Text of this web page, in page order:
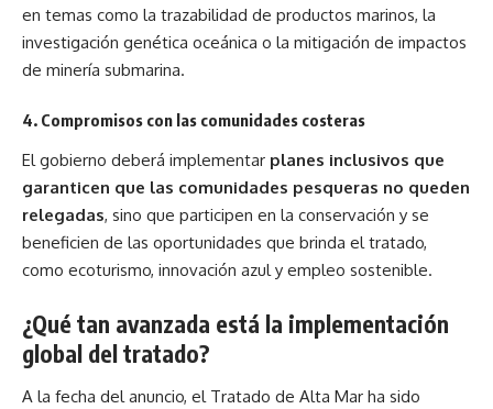
en temas como la trazabilidad de productos marinos, la
investigación genética oceánica o la mitigación de impactos
de minería submarina.
4. Compromisos con las comunidades costeras
El gobierno deberá implementar planes inclusivos que
garanticen que las comunidades pesqueras no queden
relegadas, sino que participen en la conservación y se
beneficien de las oportunidades que brinda el tratado,
como ecoturismo, innovación azul y empleo sostenible.
¿Qué tan avanzada está la implementación
global del tratado?
A la fecha del anuncio, el Tratado de Alta Mar ha sido